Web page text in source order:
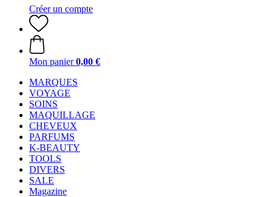
Créer un compte
Mon panier 0,00 €
MARQUES
VOYAGE
SOINS
MAQUILLAGE
CHEVEUX
PARFUMS
K-BEAUTY
TOOLS
DIVERS
SALE
Magazine